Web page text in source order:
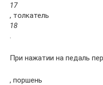
17
, толкатель
18
.
При нажатии на педаль
, поршень